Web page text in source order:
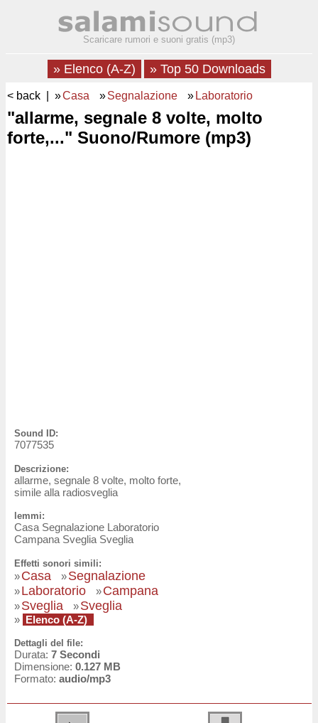
Scaricare rumori e suoni gratis (mp3)
» Elenco (A-Z) » Top 50 Downloads
< back | »Casa »Segnalazione » Laboratorio
"allarme, segnale 8 volte, molto
forte,..." Suono/Rumore (mp3)
Sound ID:
7077535
Descrizione:
allarme, segnale 8 volte, molto forte,
simile alla radiosveglia
lemmi:
Casa Segnalazione Laboratorio
Campana Sveglia Sveglia
Effetti sonori simili:
»Casa »Segnalazione
»Laboratorio »Campana
»Sveglia »Sveglia
» Elenco (A-Z)
Dettagli del file:
Durata: 7 Secondi
Dimensione: 0.127 MB
Formato: audio/mp3